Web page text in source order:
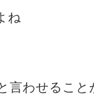
ね
言わせること